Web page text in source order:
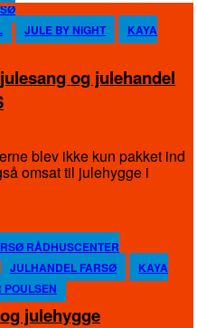
JULE BY NIGHT
KAYA
og julehandel
blev ikke kun pakket ind
omsat til julehygge i
RÅDHUSCENTER
JULHANDEL FARSØ
KAYA
POULSEN
julehygge